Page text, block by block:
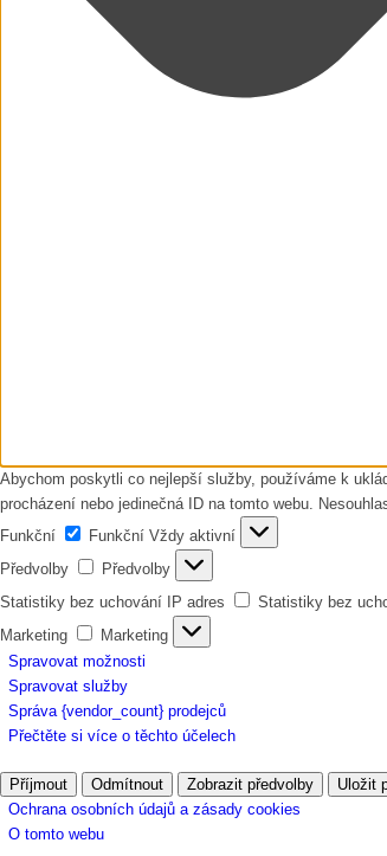
Abychom poskytli co nejlepší služby, používáme k
procházení nebo jedinečná ID na tomto webu.
Funkční
Funkční Vždy aktivní
Předvolby
Předvolby
Statistiky bez uchování IP adres
Statistiky bez
Marketing
Marketing
Spravovat možnosti
Spravovat služby
Správa {vendor_count} prodejců
Přečtěte si více o těchto účelech
Příjmout Odmítnout Zobrazit předvolby Uložit
Ochrana osobních údajů a zásady cookies
O tomto webu